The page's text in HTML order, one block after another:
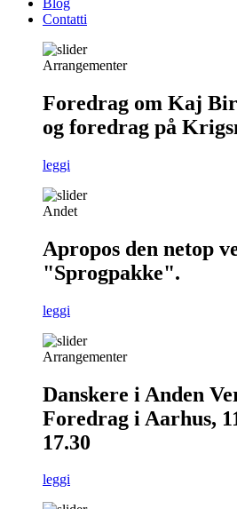
Blog
Contatti
Arrangementer
Foredrag om Kaj
og foredrag på
leggi
Andet
Apropos den netop
"Sprogpakke".
leggi
Arrangementer
Danskere i Anden
Foredrag i Aarhus,
17.30
leggi